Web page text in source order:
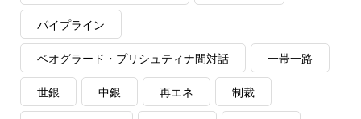
パイプライン
ベオグラード・プリシュティナ間対話 一帯一路
世銀 中銀 再エネ 制裁